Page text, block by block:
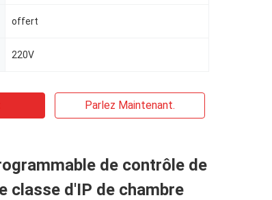
offert
220V
Parlez Maintenant.
de contrôle de
classe d'IP de chambre